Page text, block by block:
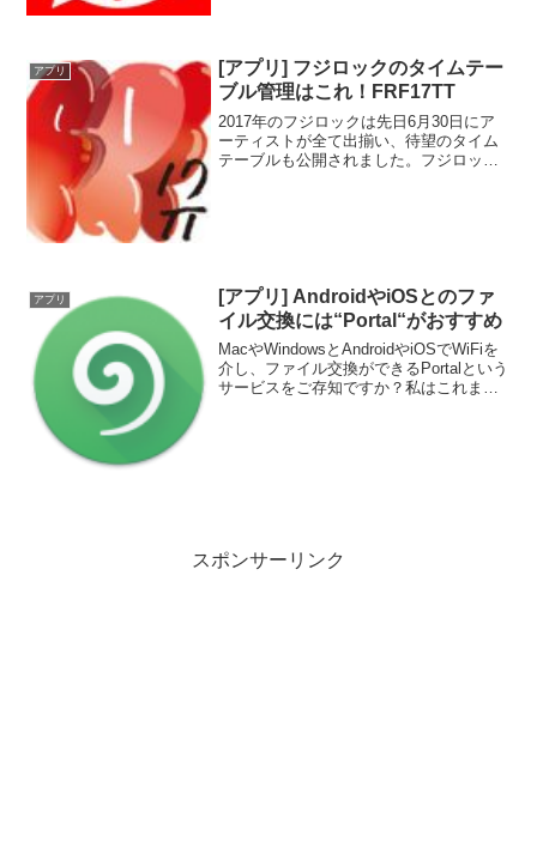
アプリ
[アプリ] フジロックのタイムテー
ブル管理はこれ！FRF17TT
2017年のフジロックは先日6月30日にア
ーティストが全て出揃い、待望のタイム
テーブルも公開されました。フジロック
アプリ
[アプリ] AndroidやiOSとのファ
イル交換には“Portal“がおすすめ
MacやWindowsとAndroidやiOSでWiFiを
介し、ファイル交換ができるPortalという
サービスをご存知ですか？私はこれまで
スポンサーリンク